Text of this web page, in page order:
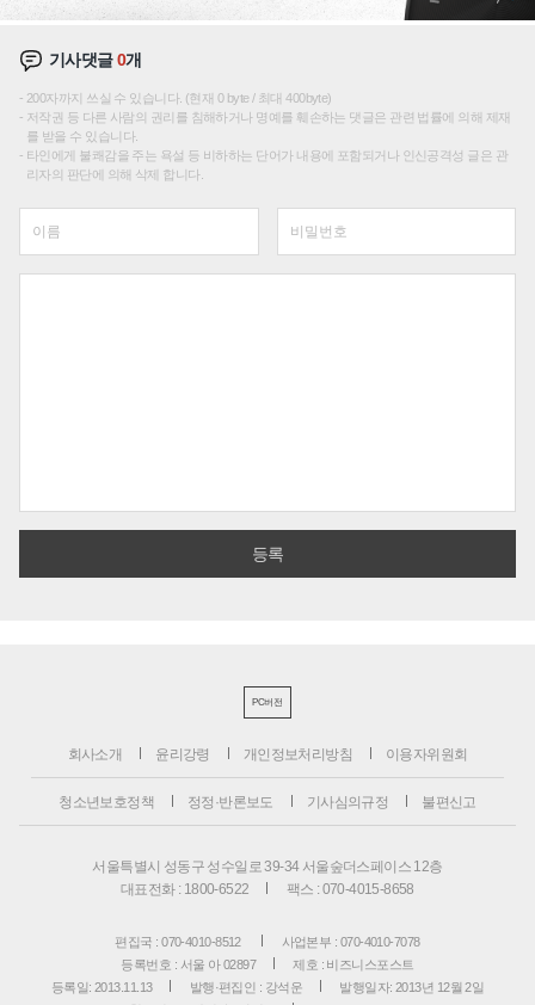
기사댓글0개
200자까지 쓰실 수 있습니다. (현재 0 byte / 최대 400byte)
저작권 등 다른 사람의 권리를 침해하거나 명예를 훼손하는 댓글은 관련 법률에 의해 제재
를 받을 수 있습니다.
타인에게 불쾌감을 주는 욕설 등 비하하는 단어가 내용에 포함되거나 인신공격성 글은 관
리자의 판단에 의해 삭제 합니다.
PC버전
회사소개 윤리강령 개인정보처리방침 이용자위원회
청소년보호정책 정정·반론보도 기사심의규정 불편신고
서울특별시 성동구 성수일로 39-34 서울숲더스페이스 12층
대표전화 : 1800-6522
팩스 : 070-4015-8658
편집국 : 070-4010-8512
사업본부 : 070-4010-7078
등록번호 : 서울 아 02897
제호 : 비즈니스포스트
등록일: 2013.11.13
발행·편집인 : 강석운
발행일자: 2013년 12월 2일